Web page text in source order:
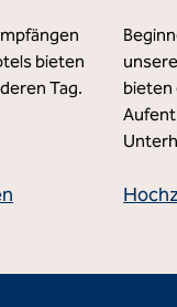
bieten
Tag.
bieten